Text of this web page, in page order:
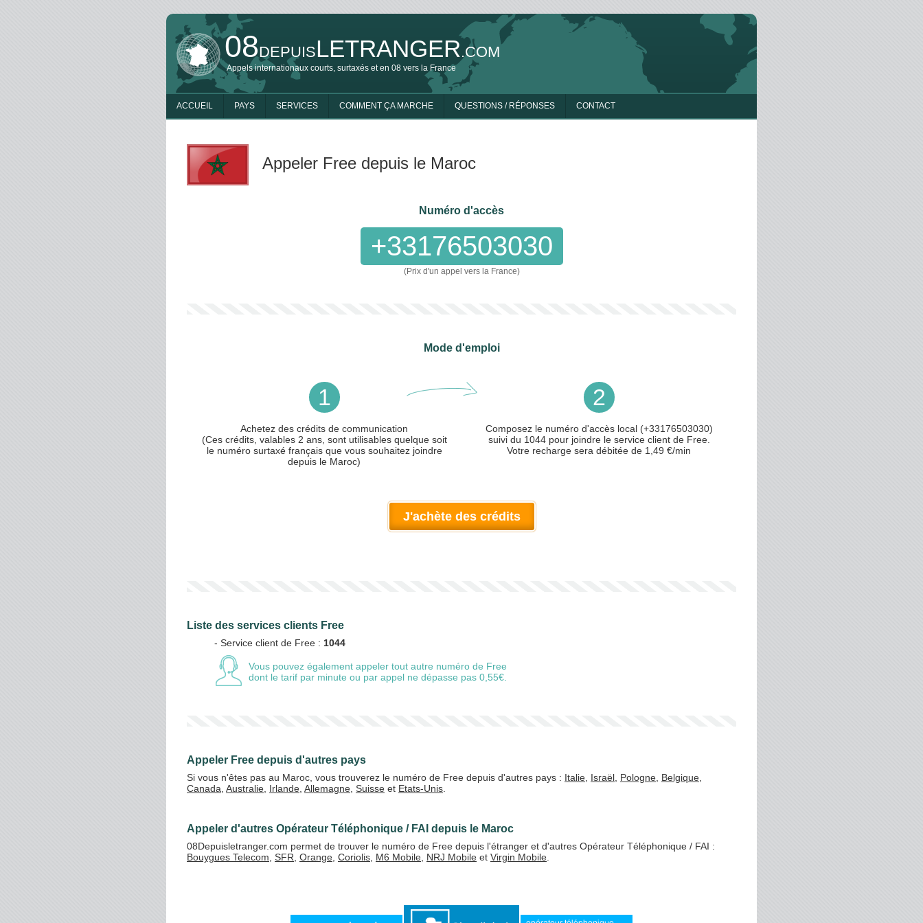
08DEPUISLETRANGER.COM
Appels internationaux courts, surtaxés et en 08 vers la France
ACCUEIL PAYS SERVICES COMMENT ÇA MARCHE QUESTIONS / RÉPONSES CONTACT
Appeler Free depuis le Maroc
Numéro d'accès
+33176503030
(Prix d'un appel vers la France)
Mode d'emploi
1
Achetez des crédits de communication
(Ces crédits, valables 2 ans, sont utilisables quelque soit
le numéro surtaxé français que vous souhaitez joindre
depuis le Maroc)
2
Composez le numéro d'accès local (+33176503030)
suivi du 1044 pour joindre le service client de Free.
Votre recharge sera débitée de 1,49 €/min
J'achète des crédits
Vos crédits
20 € 50 €
Liste des services clients Free
- Service client de Free : 1044
Vous pouvez également appeler tout autre numéro de Free
dont le tarif par minute ou par appel ne dépasse pas 0,55€.
Appeler Free depuis d'autres pays
Si vous n'êtes pas au Maroc, vous trouverez le numéro de Free depuis d'autres pays : Italie Israël Pologne Belgique
Canada Australie Irlande Allemagne Suisse et Etats-Unis
Appeler d'autres Opérateur Téléphonique / FAI depuis le Maroc
08Depuisletranger.com permet de trouver le numéro de Free depuis l'étranger et d'autres Opérateur Téléphonique / FAI :
Bouygues Telecom SFR Orange Coriolis M6 Mobile NRJ Mobile et Virgin Mobile